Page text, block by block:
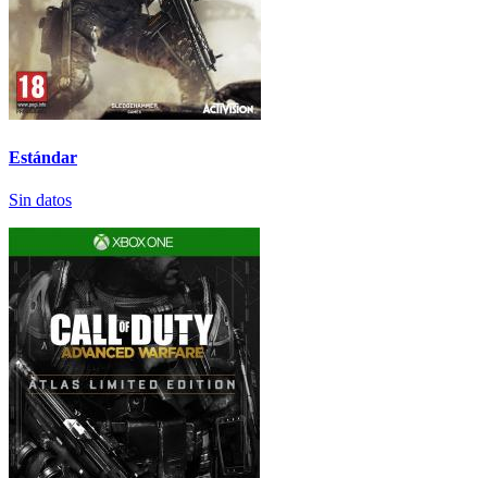
Estándar
Sin datos